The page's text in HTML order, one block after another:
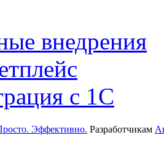
внедрения
с 1С
Разработчикам